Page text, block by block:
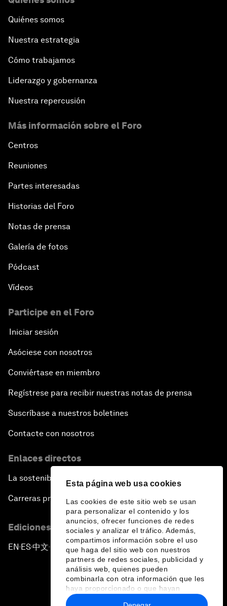
Esta página web usa cookies
Las cookies de este sitio web se usan
para personalizar el contenido y los
anuncios, ofrecer funciones de redes
sociales y analizar el tráfico. Además,
compartimos información sobre el uso
que haga del sitio web con nuestros
partners de redes sociales, publicidad y
análisis web, quienes pueden
combinarla con otra información que les
haya proporcionado o que hayan
recopilado a partir del uso que haya
Quiénes somos
Nuestra estrategia
Cómo trabajamos
Liderazgo y gobernanza
Nuestra repercusión
Más información sobre el Foro
Centros
Reuniones
Partes interesadas
Historias del Foro
Notas de prensa
Galería de fotos
Pódcast
Vídeos
Participe en el Foro
Iniciar sesión
Asóciese con nosotros
Conviértase en miembro
Regístrese para recibir nuestras notas de prensa
Suscríbase a nuestros boletines
Contacte con nosotros
Enlaces directos
La sostenibilidad en el Foro
Carreras profesionales
Ediciones en otros idiomas
EN ▪ES▪中文▪ 日本語